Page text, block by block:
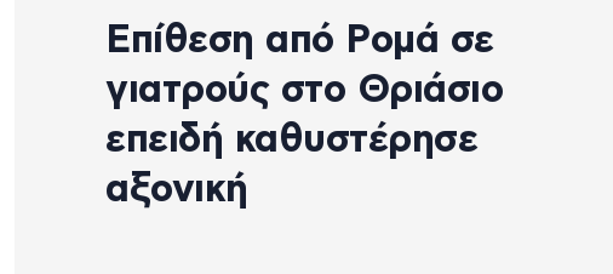
Επίθεση από Ρομά σε
γιατρούς στο Θριάσιο
επειδή καθυστέρησε
αξονική